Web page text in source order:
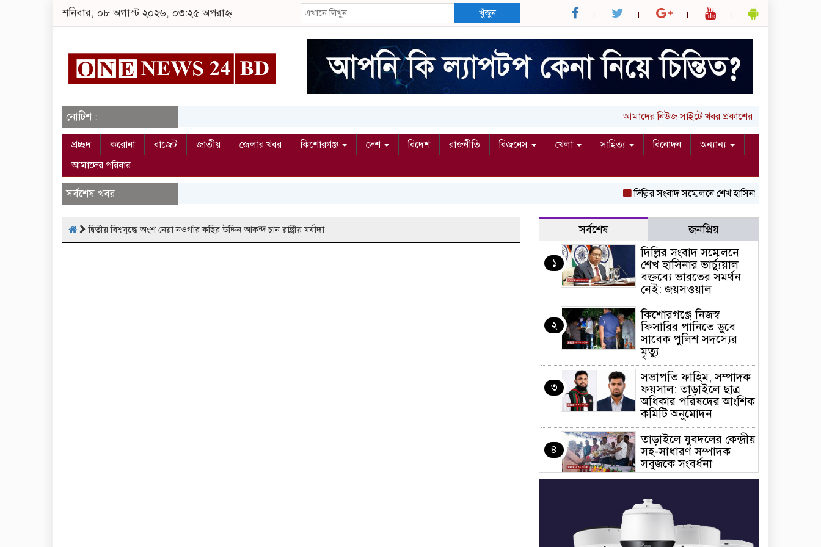
শনিবার, ০৮ অগাস্ট ২০২৬, ০৩:২৫ অপরাহ্ন খুঁজুন
নোটিশ : আমাদের নিউজ সাইটে খবর প্রকাশের জন্য আপনার
প্রচ্ছদ করোনা বাজেট জাতীয় জেলার খবর কিশোরগঞ্জ দেশ বিদেশ রাজনীতি বিজনেস খেলা সাহিত্য বিনোদন
অন্যান্য
আমাদের পরিবার
সর্বশেষ খবর : দিল্লির সংবাদ সম্মেলনে শেখ হাসিনার ভার্চ্যুয়াল
দ্বিতীয় বিশ্বযুদ্ধে অংশ নেয়া নওগাঁর কছির উদ্দিন আকন্দ চান রাষ্ট্রীয় মর্যাদা সর্বশেষ জনপ্রিয়
১
দিল্লির সংবাদ সম্মেলনে
শেখ হাসিনার ভার্চ্যুয়াল
বক্তব্যে ভারতের সমর্থন
নেই: জয়সওয়াল
২
কিশোরগঞ্জে নিজস্ব
ফিসারির পানিতে ডুবে
সাবেক পুলিশ সদস্যের
মৃত্যু
৩
সভাপতি ফাহিম, সম্পাদক
ফয়সাল: তাড়াইলে ছাত্র
অধিকার পরিষদের আংশিক
কমিটি অনুমোদন
৪
তাড়াইলে যুবদলের কেন্দ্রীয়
সহ-সাধারণ সম্পাদক
সবুজকে সংবর্ধনা
নিয়োগ, ২ জনের পদোন্নতি
শেখ হাসিনার সঙ্গে